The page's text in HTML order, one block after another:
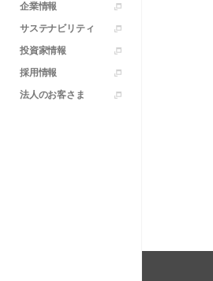
企業情報
サステナビリティ
投資家情報
採用情報
法人のお客さま